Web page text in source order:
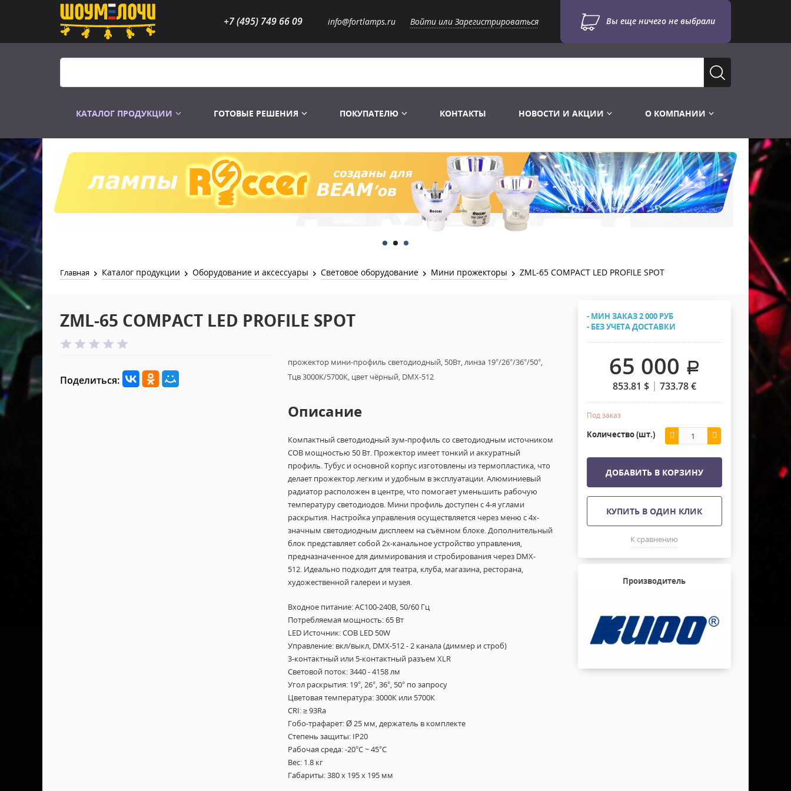
+7 (495) 749 66 09 info@fortlamps.ru Войти или Зарегистрироваться Вы еще ничего не выбрали
КАТАЛОГ ПРОДУКЦИИ
Распродажа
Лампы Винтаж Ретро Декор
Лампы галогенные 6-120 V
Лампы студийные 110-240 V
Лампы-фары PAR
Лампы для бассейна
Лампы газоразрядные
Лампы UV TUV HNS
Лампы видеопроекторные
Распродажа
Перчатки
Сумки и подсумки
Ремни и страховка
Инструменты
Готовые комплекты
Конструктор МИКРОСЦЕНА
Распродажа
Световое оборудование
Аксессуары для света
Лебёдки и Аксессуары
Хомуты Кронштейны Страховка
Защитные чехлы и Кейсы
Распродажа
2х канальные модули
Лежачий полицейский ИДН
ГОТОВЫЕ РЕШЕНИЯ ПОКУПАТЕЛЮ КОНТАКТЫ НОВОСТИ И АКЦИИ О КОМПАНИИ
Главная Каталог продукции Оборудование и аксессуары Световое оборудование Мини прожекторы ZML-65 COMPACT LED PROFILE SPOT
ZML-65 COMPACT LED PROFILE SPOT
Поделиться:
прожектор мини-профиль светодиодный, 50Вт, линза 19°/26°/36°/50°,
Тцв 3000К/5700К, цвет чёрный, DMX-512
Описание
Компактный светодиодный зум-профиль со светодиодным источником
COB мощностью 50 Вт. Прожектор имеет тонкий и аккуратный
профиль. Тубус и основной корпус изготовлены из термопластика, что
делает прожектор легким и удобным в эксплуатации. Алюминиевый
радиатор расположен в центре, что помогает уменьшить рабочую
температуру светодиодов. Мини профиль доступен с 4-я углами
раскрытия. Настройка управления осуществляется через меню с 4х-
значным светодиодным дисплеем на съёмном блоке. Дополнительный
блок представляет собой 2х-канальное устройство управления,
предназначенное для диммирования и стробирования через DMX-
512. Идеально подходит для театра, клуба, магазина, ресторана,
художественной галереи и музея.
Входное питание: AC100-240В, 50/60 Гц
Потребляемая мощность: 65 Вт
LED Источник: COB LED 50W
Управление: вкл/выкл, DMX-512 - 2 канала (диммер и строб)
3-контактный или 5-контактный разъем XLR
Световой поток: 3440 - 4158 лм
Угол раскрытия: 19°, 26°, 36°, 50° по запросу
Цветовая температура: 3000К или 5700К
CRI: ≥ 93Ra
Гобо-трафарет: Ø 25 мм, держатель в комплекте
Степень защиты: IP20
Рабочая среда: -20°C ~ 45°C
Вес: 1.8 кг
Габариты: 380 х 195 х 195 мм
- МИН ЗАКАЗ 2 000 РУБ
- БЕЗ УЧЕТА ДОСТАВКИ
65 000 .
853.81 $ 733.78€
Под заказ
Количество (шт.)
ДОБАВИТЬ В КОРЗИНУ
КУПИТЬ В ОДИН КЛИК
К сравнению
Производитель